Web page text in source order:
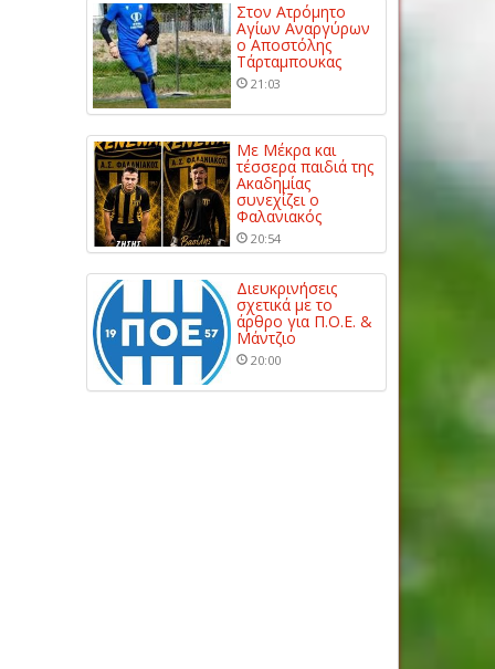
Στον Ατρόμητο
Αγίων Αναργύρων
ο Αποστόλης
Τάρταμπουκας
21:03
Με Μέκρα και
τέσσερα παιδιά της
Ακαδημίας
συνεχίζει ο
Φαλανιακός
20:54
Διευκρινήσεις
σχετικά με το
άρθρο για Π.Ο.Ε. &
Μάντζιο
20:00